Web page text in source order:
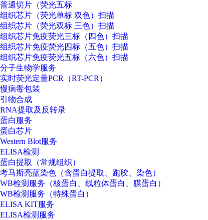
普通切片（荧光五标
组织芯片（荧光单标 双色）扫描
组织芯片（荧光双标 三色）扫描
组织芯片免疫荧光三标（四色）扫描
组织芯片免疫荧光四标（五色）扫描
组织芯片免疫荧光五标（六色）扫描
分子生物学服务
实时荧光定量PCR（RT-PCR）
慢病毒包装
引物合成
RNA提取及反转录
蛋白服务
蛋白芯片
Western Blot服务
ELISA检测
蛋白提取（常规组织）
考马斯亮蓝染色（含蛋白提取、跑胶、染色）
WB检测服务（核蛋白、线粒体蛋白、膜蛋白）
WB检测服务（特殊蛋白）
ELISA KIT服务
ELISA检测服务